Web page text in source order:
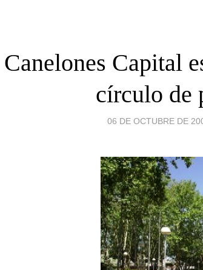
Canelones Capital
círculo de
06 DE OCTUBRE DE